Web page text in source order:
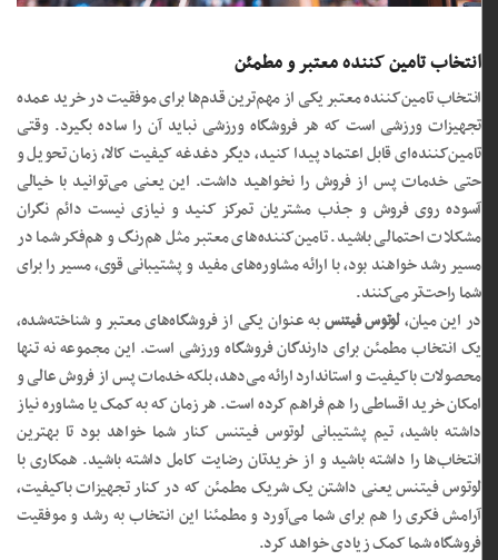
انتخاب تامین کننده معتبر و مطمئن
انتخاب تامین‌کننده معتبر یکی از مهم‌ترین قدم‌ها برای موفقیت در خرید عمده
تجهیزات ورزشی است که هر فروشگاه ورزشی نباید آن را ساده بگیرد. وقتی
تامین‌کننده‌ای قابل اعتماد پیدا کنید، دیگر دغدغه کیفیت کالا، زمان تحویل و
حتی خدمات پس از فروش را نخواهید داشت. این یعنی می‌توانید با خیالی
آسوده روی فروش و جذب مشتریان تمرکز کنید و نیازی نیست دائم نگران
مشکلات احتمالی باشید. تامین‌کننده‌های معتبر مثل هم‌رنگ و هم‌فکر شما در
مسیر رشد خواهند بود، با ارائه مشاوره‌های مفید و پشتیبانی قوی، مسیر را برای
شما راحت‌تر می‌کنند.
در این میان،لوتوس فیتنسبه عنوان یکی از فروشگاه‌های معتبر و شناخته‌شده،
یک انتخاب مطمئن برای دارندگان فروشگاه ورزشی است. این مجموعه نه تنها
محصولات باکیفیت و استاندارد ارائه می‌دهد، بلکه خدمات پس از فروش عالی و
امکان خرید اقساطی را هم فراهم کرده است. هر زمان که به کمک یا مشاوره نیاز
داشته باشید، تیم پشتیبانی لوتوس فیتنس کنار شما خواهد بود تا بهترین
انتخاب‌ها را داشته باشید و از خریدتان رضایت کامل داشته باشید. همکاری با
لوتوس فیتنس یعنی داشتن یک شریک مطمئن که در کنار تجهیزات باکیفیت،
آرامش فکری را هم برای شما می‌آورد و مطمئنا این انتخاب به رشد و موفقیت
فروشگاه شما کمک زیادی خواهد کرد.